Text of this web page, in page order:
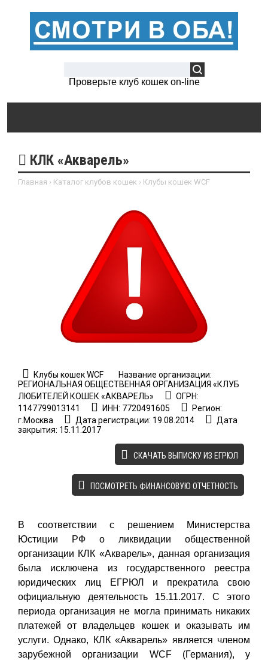
Проверьте клуб кошек on-line
КЛК «Акварель»
Главная › Каталог клубов кошек › Клубы кошек WCF
Клубы кошек WCF
Название организации:
РЕГИОНАЛЬНАЯ ОБЩЕСТВЕННАЯ ОРГАНИЗАЦИЯ «КЛУБ
ЛЮБИТЕЛЕЙ КОШЕК «АКВАРЕЛЬ»
ОГРН:
1147799013141
ИНН: 7720491605
Регион:
г.Москва
Дата регистрации: 19.08.2014
Дата
закрытия: 15.11.2017
CКАЧАТЬ ВЫПИСКУ ИЗ ЕГРЮЛ
ПОСМОТРЕТЬ ФИНАНСОВУЮ ОТЧЕТНОСТЬ
В соответствии с решением Министерства
Юстиции РФ о ликвидации общественной
организации КЛК «Акварель», данная организация
была исключена из государственного реестра
юридических лиц ЕГРЮЛ и прекратила свою
официальную деятельность 15.11.2017. С этого
периода организация не могла принимать никаких
платежей от владельцев кошек и оказывать им
услуги. Однако, КЛК «Акварель» является членом
зарубежной организации WCF (Германия), у